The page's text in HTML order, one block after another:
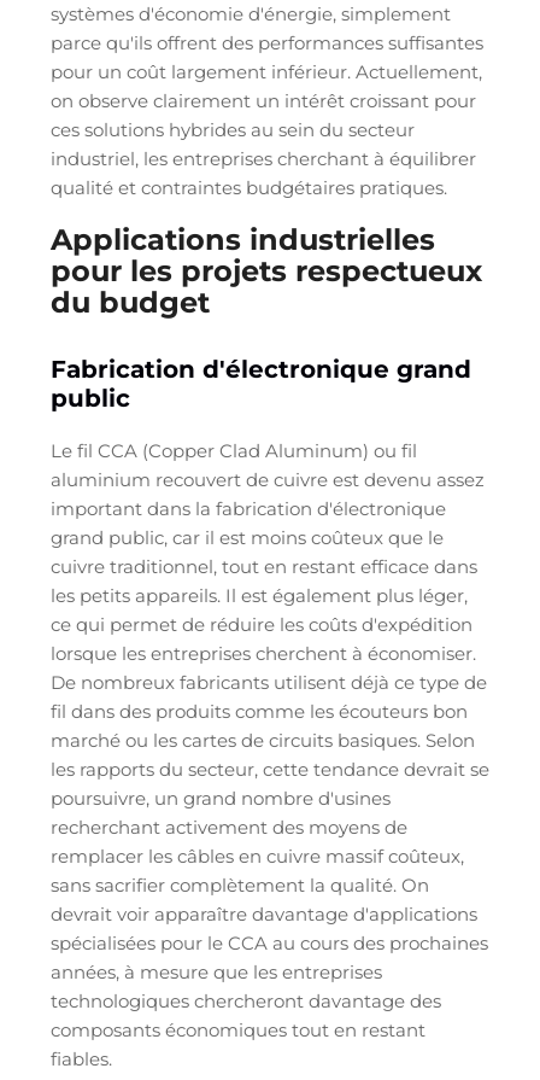
systèmes d'économie d'énergie, simplement
parce qu'ils offrent des performances suffisantes
pour un coût largement inférieur. Actuellement,
on observe clairement un intérêt croissant pour
ces solutions hybrides au sein du secteur
industriel, les entreprises cherchant à équilibrer
qualité et contraintes budgétaires pratiques.
Applications industrielles
pour les projets respectueux
du budget
Fabrication d'électronique grand
public
Le fil CCA (Copper Clad Aluminum) ou fil
aluminium recouvert de cuivre est devenu assez
important dans la fabrication d'électronique
grand public, car il est moins coûteux que le
cuivre traditionnel, tout en restant efficace dans
les petits appareils. Il est également plus léger,
ce qui permet de réduire les coûts d'expédition
lorsque les entreprises cherchent à économiser.
De nombreux fabricants utilisent déjà ce type de
fil dans des produits comme les écouteurs bon
marché ou les cartes de circuits basiques. Selon
les rapports du secteur, cette tendance devrait se
poursuivre, un grand nombre d'usines
recherchant activement des moyens de
remplacer les câbles en cuivre massif coûteux,
sans sacrifier complètement la qualité. On
devrait voir apparaître davantage d'applications
spécialisées pour le CCA au cours des prochaines
années, à mesure que les entreprises
technologiques chercheront davantage des
composants économiques tout en restant
fiables.